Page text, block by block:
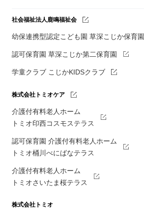
社会福祉法人鹿鳴福祉会
幼保連携型認定こども園 草深こじか保育園
認可保育園 草深こじか第二保育園
学童クラブ こじかKIDSクラブ
株式会社トミオケア
介護付有料老人ホーム
トミオ印西コスモステラス
認可保育園 介護付有料老人ホーム
トミオ桶川べにばなテラス
介護付有料老人ホーム
トミオさいたま桜テラス
株式会社トミオ